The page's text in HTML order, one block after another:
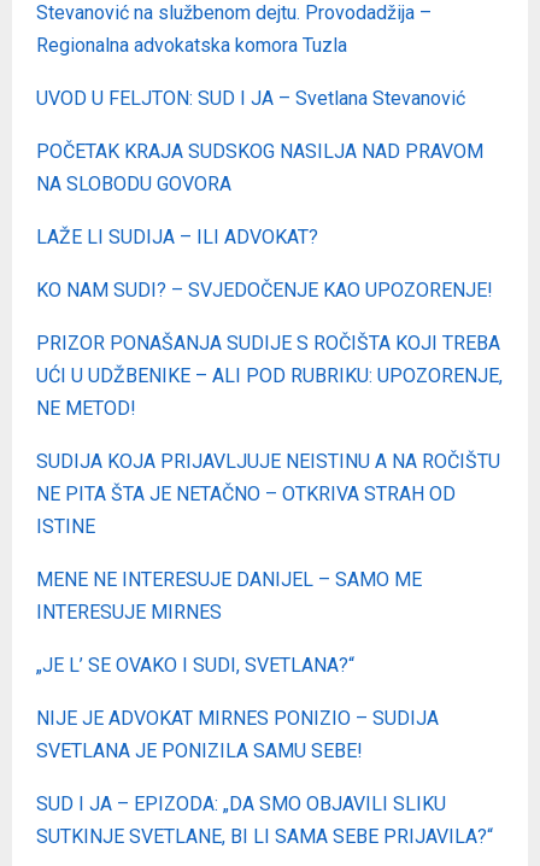
Stevanović na službenom dejtu. Provodadžija –
Regionalna advokatska komora Tuzla
UVOD U FELJTON: SUD I JA – Svetlana Stevanović
POČETAK KRAJA SUDSKOG NASILJA NAD PRAVOM
NA SLOBODU GOVORA
LAŽE LI SUDIJA – ILI ADVOKAT?
KO NAM SUDI? – SVJEDOČENJE KAO UPOZORENJE!
PRIZOR PONAŠANJA SUDIJE S ROČIŠTA KOJI TREBA
UĆI U UDŽBENIKE – ALI POD RUBRIKU: UPOZORENJE,
NE METOD!
SUDIJA KOJA PRIJAVLJUJE NEISTINU A NA ROČIŠTU
NE PITA ŠTA JE NETAČNO – OTKRIVA STRAH OD
ISTINE
MENE NE INTERESUJE DANIJEL – SAMO ME
INTERESUJE MIRNES
„JE L’ SE OVAKO I SUDI, SVETLANA?“
NIJE JE ADVOKAT MIRNES PONIZIO – SUDIJA
SVETLANA JE PONIZILA SAMU SEBE!
SUD I JA – EPIZODA: „DA SMO OBJAVILI SLIKU
SUTKINJE SVETLANE, BI LI SAMA SEBE PRIJAVILA?“